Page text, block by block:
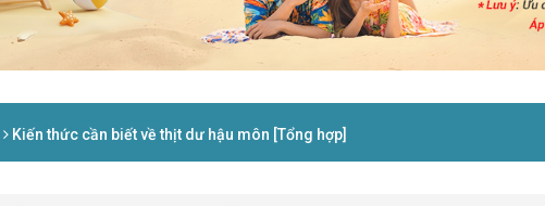
Kiến thức cần biết về thịt dư hậu môn [Tổng hợp]